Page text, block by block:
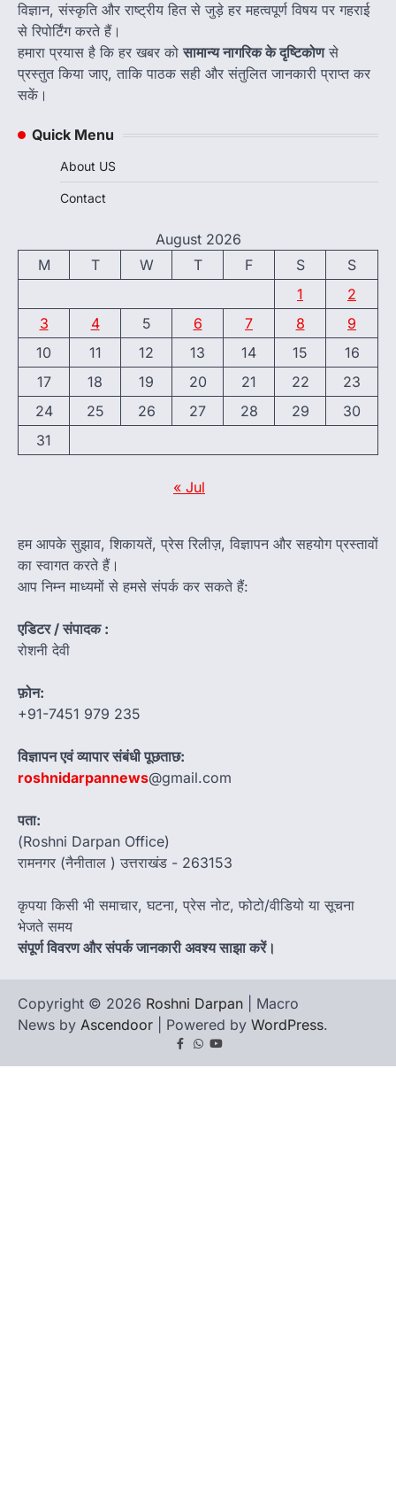
विज्ञान, संस्कृति और राष्ट्रीय हित से जुड़े हर महत्वपूर्ण विषय पर गहराई
से रिपोर्टिंग करते हैं।
हमारा प्रयास है कि हर खबर कोसामान्य नागरिक के दृष्टिकोणसे
प्रस्तुत किया जाए, ताकि पाठक सही और संतुलित जानकारी प्राप्त कर
सकें।
Quick Menu
About US
Contact
August 2026
M
T W T F S
S
1
2
3
4 5 6 7 8
9
10
11 12 13 14 15
16
17
18 19 20 21 22
23
24
25 26 27 28 29
30
31
« Jul
हम आपके सुझाव, शिकायतें, प्रेस रिलीज़, विज्ञापन और सहयोग प्रस्तावों
का स्वागत करते हैं।
आप निम्न माध्यमों से हमसे संपर्क कर सकते हैं:
एडिटर / संपादक :
रोशनी देवी
फ़ोन:
+91-7451 979 235
विज्ञापन एवं व्यापार संबंधी पूछताछ:
roshnidarpannews@gmail.com
पता:
(Roshni Darpan Office)
रामनगर (नैनीताल ) उत्तराखंड - 263153
कृपया किसी भी समाचार, घटना, प्रेस नोट, फोटो/वीडियो या सूचना
भेजते समय
संपूर्ण विवरण और संपर्क जानकारी अवश्य साझा करें।
Copyright © 2026 Roshni Darpan | Macro
News by Ascendoor | Powered by WordPress.
Facebook
Whatsapp
youtube